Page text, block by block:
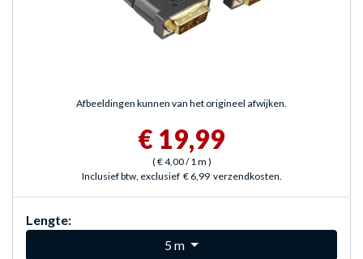
Afbeeldingen kunnen van het origineel afwijken.
€ 19,99
(€ 4,00/ 1 m )
Inclusief btw, exclusief € 6,99 verzendkosten.
Lengte:
5 m